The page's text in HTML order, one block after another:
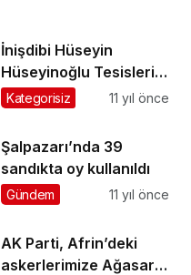
İnişdibi Hüseyin
Hüseyinoğlu Tesisleri
törenle hizmete açıldı
Kategorisiz 11 yıl önce
Şalpazarı’nda 39
sandıkta oy kullanıldı
Gündem 11 yıl önce
AK Parti, Afrin’deki
askerlerimize Ağasar